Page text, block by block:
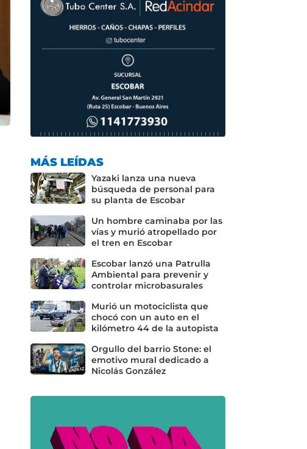
MÁS LEÍDAS
Yazaki lanza una nueva
búsqueda de personal para
su planta de Escobar
Un hombre caminaba por las
vías y murió atropellado por
el tren en Escobar
Escobar lanzó una Patrulla
Ambiental para prevenir y
controlar microbasurales
Murió un motociclista que
chocó con un auto en el
kilómetro 44 de la autopista
Orgullo del barrio Stone: el
emotivo mural dedicado a
Nicolás González